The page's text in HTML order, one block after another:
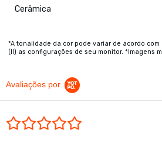
Cerâmica
*A tonalidade da cor pode variar de acordo
(II) as configurações de seu monitor. *Imagens
Avaliações por